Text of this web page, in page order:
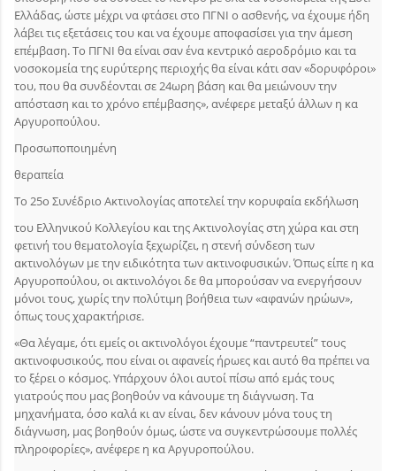
Ελλάδας, ώστε μέχρι να φτάσει στο ΠΓΝΙ ο ασθενής, να έχουμε ήδη
λάβει τις εξετάσεις του και να έχουμε αποφασίσει για την άμεση
επέμβαση. Το ΠΓΝΙ θα είναι σαν ένα κεντρικό αεροδρόμιο και τα
νοσοκομεία της ευρύτερης περιοχής θα είναι κάτι σαν «δορυφόροι»
του, που θα συνδέονται σε 24ωρη βάση και θα μειώνουν την
απόσταση και το χρόνο επέμβασης», ανέφερε μεταξύ άλλων η κα
Αργυροπούλου.
Προσωποποιημένη
θεραπεία
Το 25ο Συνέδριο Ακτινολογίας αποτελεί την κορυφαία εκδήλωση
του Ελληνικού Κολλεγίου και της Ακτινολογίας στη χώρα και στη
φετινή του θεματολογία ξεχωρίζει, η στενή σύνδεση των
ακτινολόγων με την ειδικότητα των ακτινοφυσικών. Όπως είπε η κα
Αργυροπούλου, οι ακτινολόγοι δε θα μπορούσαν να ενεργήσουν
μόνοι τους, χωρίς την πολύτιμη βοήθεια των «αφανών ηρώων»,
όπως τους χαρακτήρισε.
«Θα λέγαμε, ότι εμείς οι ακτινολόγοι έχουμε “παντρευτεί” τους
ακτινοφυσικούς, που είναι οι αφανείς ήρωες και αυτό θα πρέπει να
το ξέρει ο κόσμος. Υπάρχουν όλοι αυτοί πίσω από εμάς τους
γιατρούς που μας βοηθούν να κάνουμε τη διάγνωση. Τα
μηχανήματα, όσο καλά κι αν είναι, δεν κάνουν μόνα τους τη
διάγνωση, μας βοηθούν όμως, ώστε να συγκεντρώσουμε πολλές
πληροφορίες», ανέφερε η κα Αργυροπούλου.